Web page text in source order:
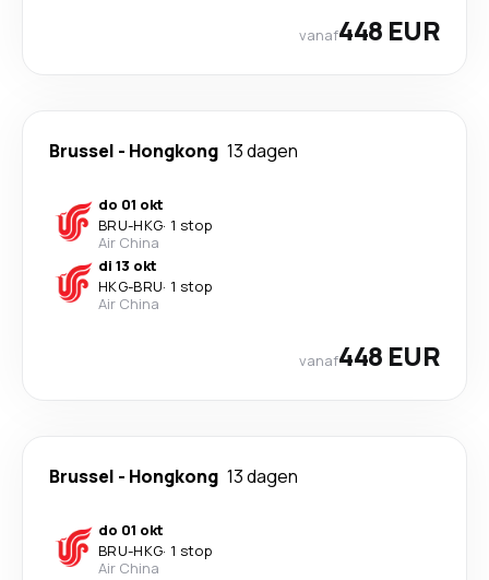
vanaf448 EUR
Brussel - Hongkong 13 dagen
do 01 okt
BRU-HKG· 1 stop
Air China
di 13 okt
HKG-BRU· 1 stop
Air China
vanaf448 EUR
Brussel - Hongkong 13 dagen
do 01 okt
BRU-HKG· 1 stop
Air China